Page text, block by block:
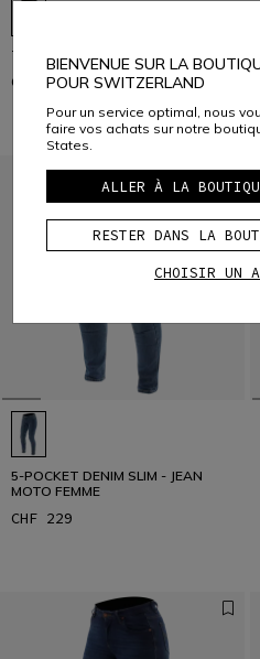
TEMPEST 4 D-DRY PANTS WMN
CHF 249
5-POCKET DENIM SLIM - JEAN
MOTO FEMME
CHF 229
BIENVENUE SUR LA
POUR SWITZERLAND
Pour un service optimal, nous
faire vos achats sur notre
States.
ALLER À LA
RESTER DANS LA
CHOISIR UN